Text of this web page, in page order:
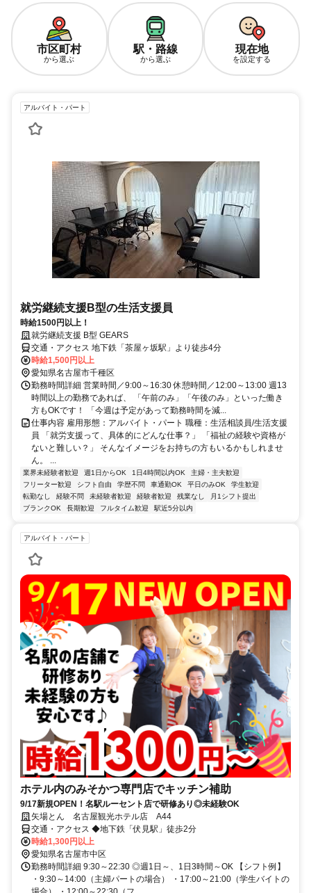
市区町村
から選ぶ
駅・路線
から選ぶ
現在地
を設定する
アルバイト・パート
就労継続支援B型の生活支援員
時給1500円以上！
就労継続支援 B型 GEARS
交通・アクセス 地下鉄「茶屋ヶ坂駅」より徒歩4分
時給1,500円以上
愛知県名古屋市千種区
勤務時間詳細 営業時間／9:00～16:30 休憩時間／12:00～13:00 週13
時間以上の勤務であれば、 「午前のみ」「午後のみ」といった働き
方もOKです！ 「今週は予定があって勤務時間を減...
仕事内容 雇用形態：アルバイト・パート 職種：生活相談員/生活支援
員 「就労支援って、具体的にどんな仕事？」 「福祉の経験や資格が
ないと難しい？」 そんなイメージをお持ちの方もいるかもしれませ
ん。 ...
業界未経験者歓迎 週1日からOK 1日4時間以内OK
主婦・主夫歓迎
フリーター歓迎
シフト自由 学歴不問 車通勤OK 平日のみOK
学生歓迎
転勤なし
経験不問 未経験者歓迎 経験者歓迎 残業なし
月1シフト提出
ブランクOK
長期歓迎 フルタイム歓迎 駅近5分以内
アルバイト・パート
ホテル内のみそかつ専門店でキッチン補助
9/17新規OPEN！名駅ルーセント店で研修あり◎未経験OK
矢場とん 名古屋観光ホテル店 A44
交通・アクセス ◆地下鉄「伏見駅」徒歩2分
時給1,300円以上
愛知県名古屋市中区
勤務時間詳細 9:30～22:30 ◎週1日～、1日3時間～OK 【シフト例】
・9:30～14:00（主婦パートの場合） ・17:00～21:00（学生バイトの